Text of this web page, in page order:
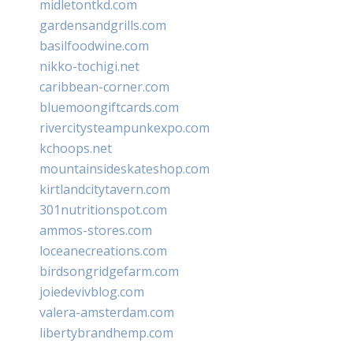
midletontkd.com
gardensandgrills.com
basilfoodwine.com
nikko-tochigi.net
caribbean-corner.com
bluemoongiftcards.com
rivercitysteampunkexpo.com
kchoops.net
mountainsideskateshop.com
kirtlandcitytavern.com
301nutritionspot.com
ammos-stores.com
loceanecreations.com
birdsongridgefarm.com
joiedevivblog.com
valera-amsterdam.com
libertybrandhemp.com